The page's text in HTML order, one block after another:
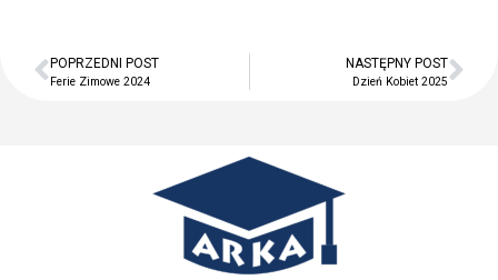
Twój dzień w LO ARKA
Najnowsze
komentarze
Brak komentarzy do
wyświetlenia.
POPRZEDNI POST
Ferie Zimowe 2024
NASTĘPNY POST
Dzień Kobiet 2025